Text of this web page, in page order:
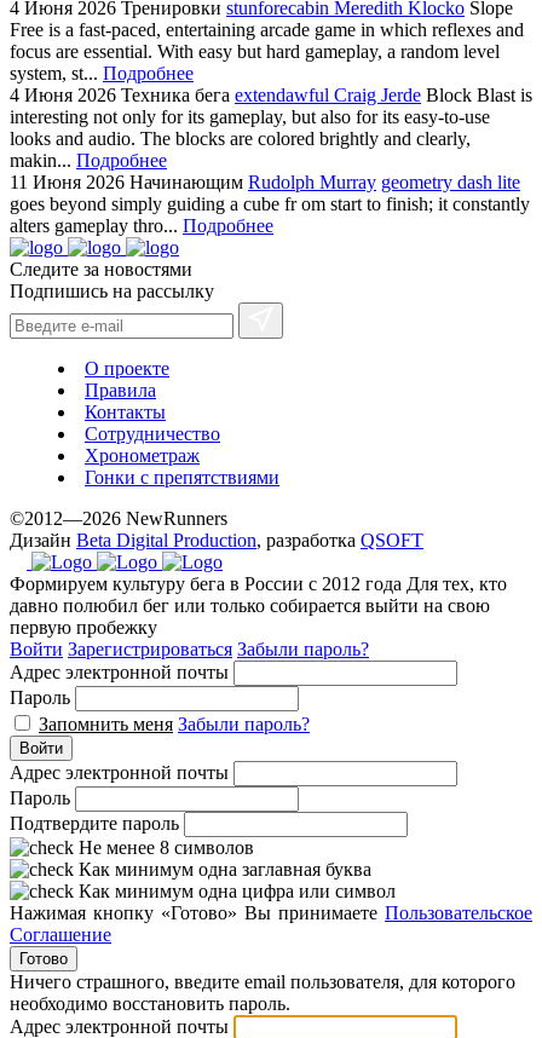
4 Июня 2026 Тренировки stunforecabin Meredith Klocko Slope
Free is a fast-paced, entertaining arcade game in which reflexes and
focus are essential. With easy but hard gameplay, a random level
system, st... Подробнее
4 Июня 2026 Техника бега extendawful Craig Jerde Block Blast is
interesting not only for its gameplay, but also for its easy-to-use
looks and audio. The blocks are colored brightly and clearly,
makin... Подробнее
11 Июня 2026 Начинающим Rudolph Murray geometry dash lite
goes beyond simply guiding a cube fr om start to finish; it constantly
alters gameplay thro... Подробнее
Следите за новостями
Подпишись на рассылку
О проекте
Правила
Контакты
Сотрудничество
Хронометраж
Гонки с препятствиями
©2012—2026 NewRunners
Дизайн Beta Digital Production, разработка QSOFT
Формируем культуру бега в России с 2012 года Для тех, кто
давно полюбил бег или только собирается выйти на свою
первую пробежку
Войти Зарегистрироваться Забыли пароль?
Адрес электронной почты
Пароль
Запомнить меня Забыли пароль?
Войти
Адрес электронной почты
Пароль
Подтвердите пароль
Не менее 8 символов
Как минимум одна заглавная буква
Как минимум одна цифра или символ
Нажимая кнопку «Готово» Вы принимаете Пользовательское
Соглашение
Готово
Ничего страшного, введите email пользователя, для которого
необходимо восстановить пароль.
Адрес электронной почты